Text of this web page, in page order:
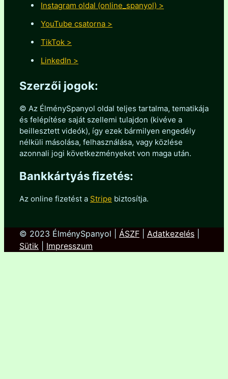
Instagram oldal (online_spanyol) >
YouTube csatorna >
TikTok >
LinkedIn >
Szerzői jogok:
© Az ÉlménySpanyol oldal teljes tartalma, tematikája
és felépítése saját szellemi tulajdon (kivéve a
beillesztett videók), így ezek bármilyen engedély
nélküli másolása, felhasználása, vagy közlése
azonnali jogi következményeket von maga után.
Bankkártyás fizetés:
Az online fizetést a Stripe biztosítja.
© 2023 ÉlménySpanyol | ÁSZF Adatkezelés
Sütik
Impresszum